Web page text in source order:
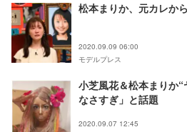
松本まりか、元カレか
2020.09.09 06:00
モデルプレス
小芝風花＆松本まりか
なさすぎ」と話題
2020.09.07 12:45